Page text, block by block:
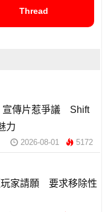
Thread
宣傳片惹爭議 Shift
力
2026-08-01 5172
玩家請願 要求移除性